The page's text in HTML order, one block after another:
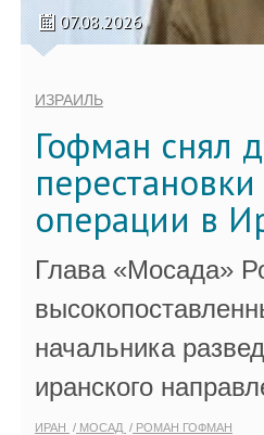
07.08.2026
ИЗРАИЛЬ
Гофман снял
операции в
Глава «Мосада»
начальника
иранского
ИРАН МОСАД РОМАН ГОФМАН